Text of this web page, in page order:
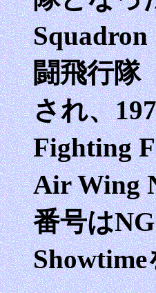
Squadron
闘飛行隊
され、
Fighting
Air Wing
番号は